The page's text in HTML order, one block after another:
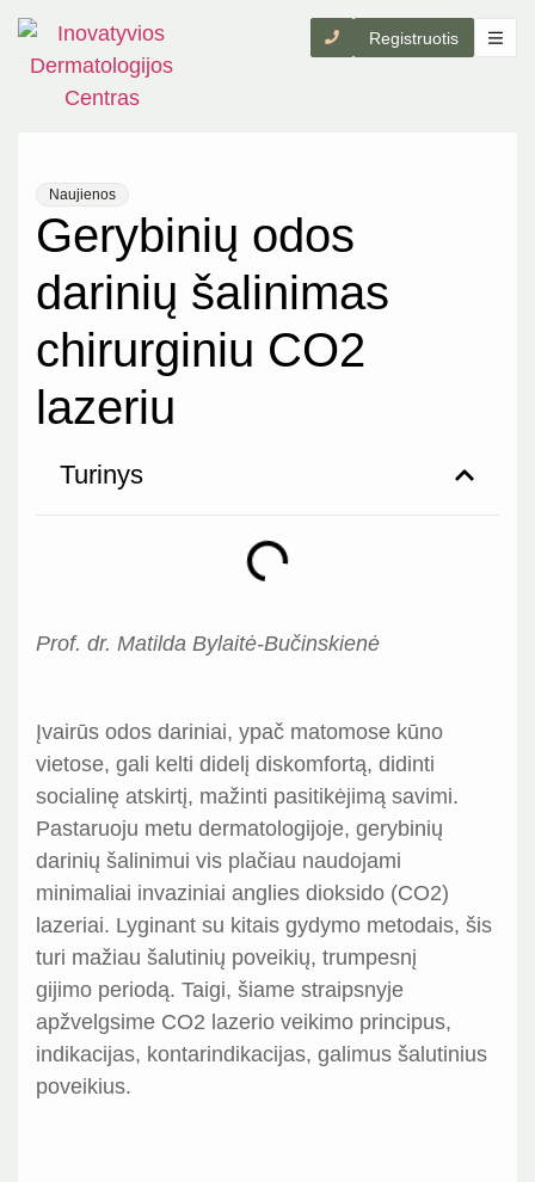
Registruotis
Naujienos
Gerybinių odos
darinių šalinimas
chirurginiu CO2
lazeriu
Turinys
Prof. dr. Matilda Bylaitė-Bučinskienė
Įvairūs odos dariniai, ypač matomose kūno
vietose, gali kelti didelį diskomfortą, didinti
socialinę atskirtį, mažinti pasitikėjimą savimi.
Pastaruoju metu dermatologijoje, gerybinių
darinių šalinimui vis plačiau naudojami
minimaliai invaziniai anglies dioksido (CO2)
lazeriai. Lyginant su kitais gydymo metodais, šis
turi mažiau šalutinių poveikių, trumpesnį
gijimo periodą. Taigi, šiame straipsnyje
apžvelgsime CO2 lazerio veikimo principus,
indikacijas, kontarindikacijas, galimus šalutinius
poveikius.